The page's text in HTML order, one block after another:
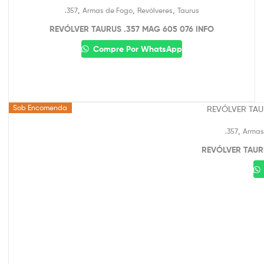
.357, Armas de Fogo, Revólveres Taurus
REVÓLVER TAURUS .357 MAG 605 076 INFO
Compre Por WhatsApp
Sob Encomenda
.357,
REVÓLVER